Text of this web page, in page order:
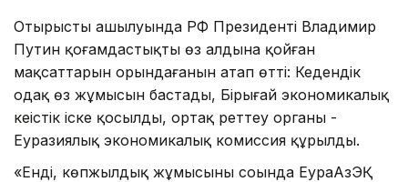
Отырыстың ашылуында РФ Президенті Владимир
Путин қоғамдастықтың өз алдына қойған
мақсаттарын орындағанын атап өтті: Кедендік
одақ өз жұмысын бастады, Бірыңғай экономикалық
кеңістік іске қосылды, ортақ реттеу органы -
Еуразиялық экономикалық комиссия құрылды.
«Енді, көпжылдық жұмысының соңында ЕураАзЭҚ